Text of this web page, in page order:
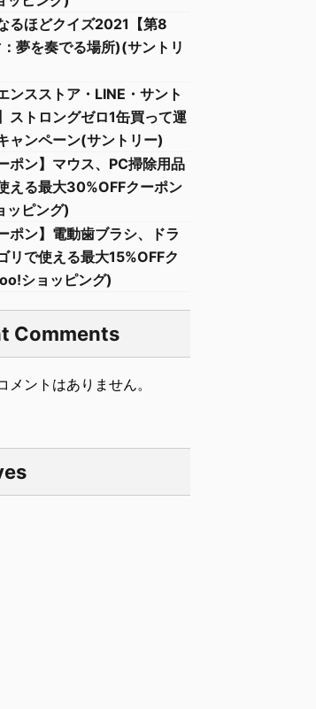
るほどクイズ2021【第8
夢を奏でる場所)(サントリ
ンスストア・LINE・サント
ストロングゼロ1缶買って運
ャンペーン(サントリー)
ポン】マウス、PC掃除用品
える最大30%OFFクーポン
ッピング)
ポン】電動歯ブラシ、ドラ
リで使える最大15%OFFク
ショッピング)
Comments
メントはありません。